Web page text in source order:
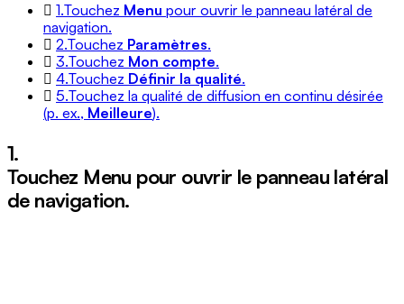
1.Touchez Menu pour ouvrir le panneau latéral de
navigation.
2.Touchez Paramètres.
3.Touchez Mon compte.
4.Touchez Définir la qualité.
5.Touchez la qualité de diffusion en continu désirée
(p. ex., Meilleure).
1.
Touchez Menu pour ouvrir le panneau latéral
de navigation.